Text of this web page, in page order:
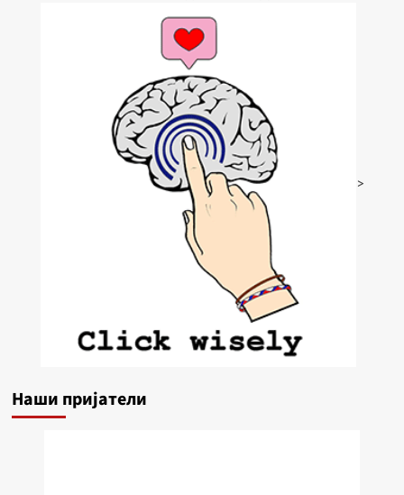
>
Наши пријатели